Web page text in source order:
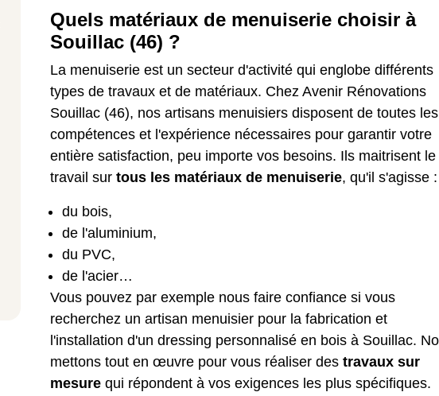
Quels matériaux de menuiserie choisir à
Souillac (46) ?
La menuiserie est un secteur d'activité qui englobe différents
types de travaux et de matériaux. Chez Avenir Rénovations
Souillac (46), nos artisans menuisiers disposent de toutes les
compétences et l'expérience nécessaires pour garantir votre
entière satisfaction, peu importe vos besoins. Ils maitrisent le
travail sur tous les matériaux de menuiserie, qu'il s'agisse :
du bois,
de l'aluminium,
du PVC,
de l'acier…
Vous pouvez par exemple nous faire confiance si vous
recherchez un artisan menuisier pour la fabrication et
l'installation d'un dressing personnalisé en bois à Souillac.
mettons tout en œuvre pour vous réaliser des travaux sur
mesure qui répondent à vos exigences les plus spécifiques.